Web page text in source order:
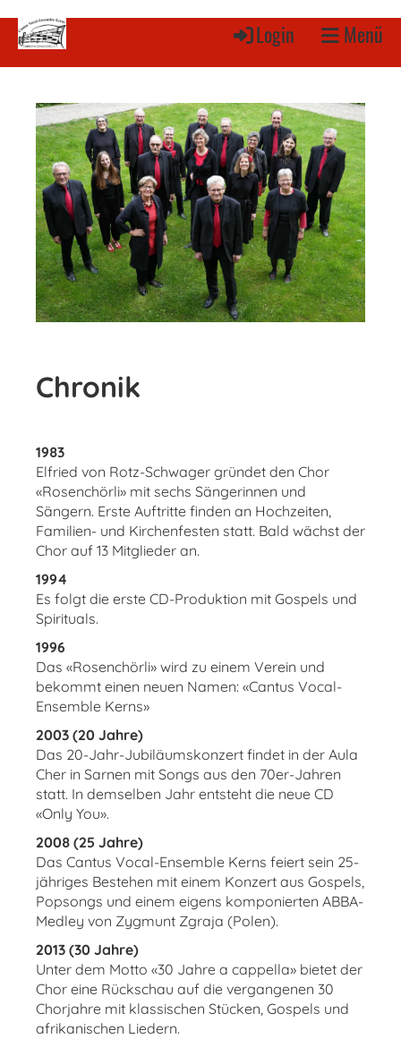
Login Menü
Chronik
1983
Elfried von Rotz-Schwager gründet den Chor
«Rosenchörli» mit sechs Sängerinnen und
Sängern. Erste Auftritte finden an Hochzeiten,
Familien- und Kirchenfesten statt. Bald wächst der
Chor auf 13 Mitglieder an.
1994
Es folgt die erste CD-Produktion mit Gospels und
Spirituals.
1996
Das «Rosenchörli» wird zu einem Verein und
bekommt einen neuen Namen: «Cantus Vocal-
Ensemble Kerns»
2003 (20 Jahre)
Das 20-Jahr-Jubiläumskonzert findet in der Aula
Cher in Sarnen mit Songs aus den 70er-Jahren
statt. In demselben Jahr entsteht die neue CD
«Only You».
2008 (25 Jahre)
Das Cantus Vocal-Ensemble Kerns feiert sein 25-
jähriges Bestehen mit einem Konzert aus Gospels,
Popsongs und einem eigens komponierten ABBA-
Medley von Zygmunt Zgraja (Polen).
2013 (30 Jahre)
Unter dem Motto «30 Jahre a cappella» bietet der
Chor eine Rückschau auf die vergangenen 30
Chorjahre mit klassischen Stücken, Gospels und
afrikanischen Liedern.